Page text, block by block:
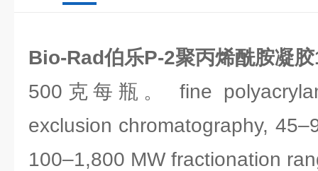
Bio-Rad伯乐P-2聚丙烯酰胺凝
500克每瓶。 fine
exclusion chromatography,
100–1,800 MW fractionation